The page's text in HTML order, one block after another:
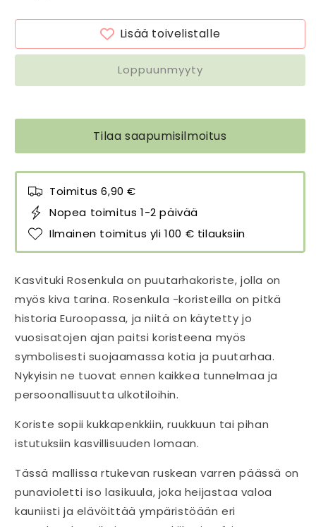
koriste
-
koriste
Ruusukuula
-
Rosenkula
määrää
Lisää toivelistalle
Loppuunmyyty
Tilaa saapumisilmoitus
Toimitus 6,90 €
Nopea toimitus 1-2 päivää
Ilmainen toimitus yli 100 € tilauksiin
Kasvituki Rosenkula on puutarhakoriste, jolla on
myös kiva tarina. Rosenkula -koristeilla on pitkä
historia Euroopassa, ja niitä on käytetty jo
vuosisatojen ajan paitsi koristeena myös
symbolisesti suojaamassa kotia ja puutarhaa.
Nykyisin ne tuovat ennen kaikkea tunnelmaa ja
persoonallisuutta ulkotiloihin.
Koriste sopii kukkapenkkiin, ruukkuun tai pihan
istutuksiin kasvillisuuden lomaan.
Tässä mallissa rtukevan ruskean varren päässä on
punavioletti iso lasikuula, joka heijastaa valoa
kauniisti ja elävöittää ympäristöään eri